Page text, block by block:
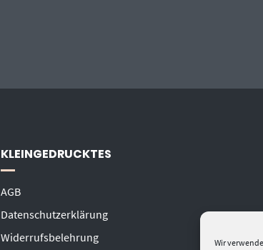
Wir
KLEINGEDRUCKTES
AGB
Datenschutzerklärung
Widerrufsbelehrung